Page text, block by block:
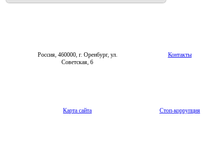
Россия, 460000, г. Оренбург, ул.
Советская, 6
Контакты
Карта сайта Стоп-коррупция